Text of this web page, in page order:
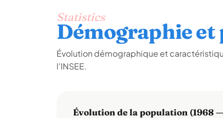
Statistics
Démographie
Évolution démographique et
l'INSEE.
Évolution de la population (1968